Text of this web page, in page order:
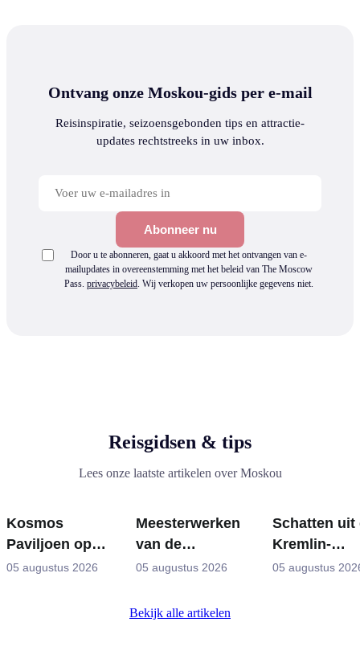
Ontvang onze Moskou-gids per e-mail
Reisinspiratie, seizoensgebonden tips en attractie-
updates rechtstreeks in uw inbox.
Abonneer nu
Door u te abonneren, gaat u akkoord met het ontvangen van e-
mailupdates in overeenstemming met het beleid van The Moscow
Pass. privacybeleid Wij verkopen uw persoonlijke gegevens niet.
Reisgidsen & tips
Lees onze laatste artikelen over Moskou
Kosmos
Paviljoen op
VDNKh:
05 augustus 2026
Meesterwerken
van de
Tretjakovgalerij:
waarvoor u uw
05 augustus 2026
Schatten uit
Kremlin-
05 augustus
Bekijk alle artikelen